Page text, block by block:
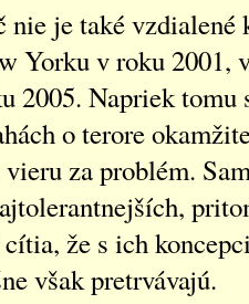
nie je také vzdialené
Yorku v roku 2001,
2005. Napriek
o terore
za problém.
že s ich
však pretrvávajú.